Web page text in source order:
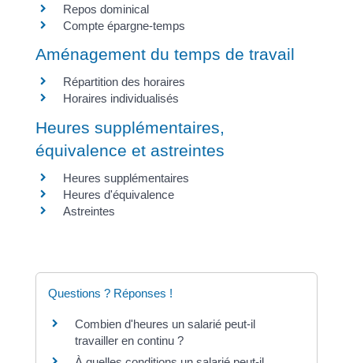
Repos dominical
Compte épargne-temps
Aménagement du temps de travail
Répartition des horaires
Horaires individualisés
Heures supplémentaires,
équivalence et astreintes
Heures supplémentaires
Heures d'équivalence
Astreintes
Questions ? Réponses !
Combien d'heures un salarié peut-il
travailler en continu ?